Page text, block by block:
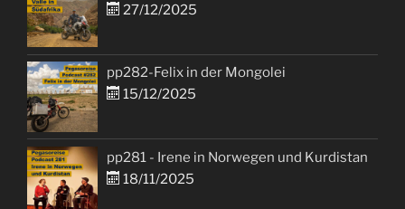
27/12/2025
pp282-Felix in der Mongolei
15/12/2025
pp281 - Irene in Norwegen und Kurdistan
18/11/2025